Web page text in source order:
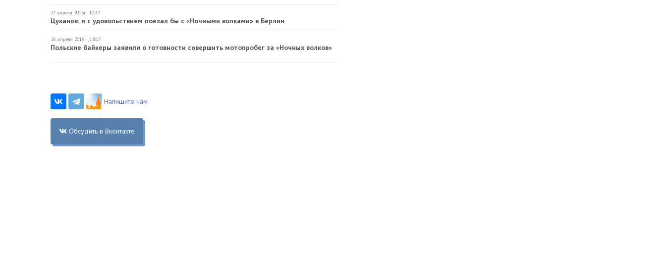
27 апреля 2015г., 10:47
Цуканов: я с удовольствием поехал бы с «Ночными волками» в Берлин
25 апреля 2015г., 18:07
Польские байкеры заявили о готовности совершить мотопробег за «Ночных волков»
Напишите нам
Обсудить в Вконтакте